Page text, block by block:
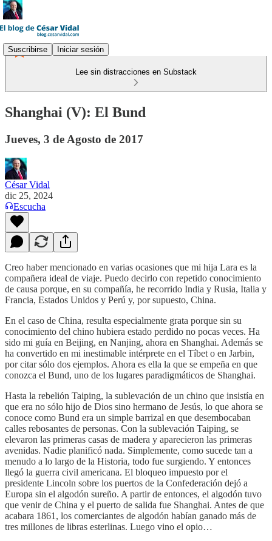
Suscribirse Iniciar sesión
Lee sin distracciones en Substack
Shanghai (V): El Bund
Jueves, 3 de Agosto de 2017
César Vidal
dic 25, 2024
Escucha
Creo haber mencionado en varias ocasiones que mi hija Lara es la
compañera ideal de viaje. Puedo decirlo con repetido conocimiento
de causa porque, en su compañía, he recorrido India y Rusia, Italia y
Francia, Estados Unidos y Perú y, por supuesto, China.
En el caso de China, resulta especialmente grata porque sin su
conocimiento del chino hubiera estado perdido no pocas veces. Ha
sido mi guía en Beijing, en Nanjing, ahora en Shanghai. Además se
ha convertido en mi inestimable intérprete en el Tíbet o en Jarbin,
por citar sólo dos ejemplos. Ahora es ella la que se empeña en que
conozca el Bund, uno de los lugares paradigmáticos de Shanghai.
Hasta la rebelión Taiping, la sublevación de un chino que insistía en
que era no sólo hijo de Dios sino hermano de Jesús, lo que ahora se
conoce como Bund era un simple barrizal en que desembocaban
calles rebosantes de personas. Con la sublevación Taiping, se
elevaron las primeras casas de madera y aparecieron las primeras
avenidas. Nadie planificó nada. Simplemente, como sucede tan a
menudo a lo largo de la Historia, todo fue surgiendo. Y entonces
llegó la guerra civil americana. El bloqueo impuesto por el
presidente Lincoln sobre los puertos de la Confederación dejó a
Europa sin el algodón sureño. A partir de entonces, el algodón tuvo
que venir de China y el puerto de salida fue Shanghai. Antes de que
acabara 1861, los comerciantes de algodón habían ganado más de
tres millones de libras esterlinas. Luego vino el opio…